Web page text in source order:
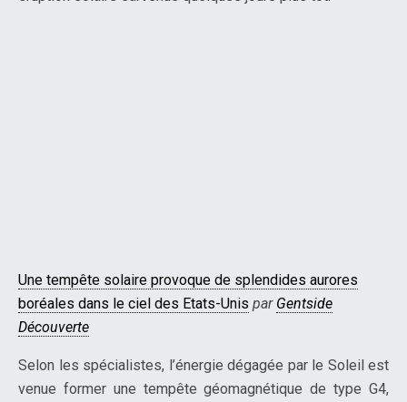
Une tempête solaire provoque de splendides aurores
boréales dans le ciel des Etats-Unis par Gentside
Découverte
Selon les spécialistes, l’énergie dégagée par le Soleil est
venue former une tempête géomagnétique de type G4,